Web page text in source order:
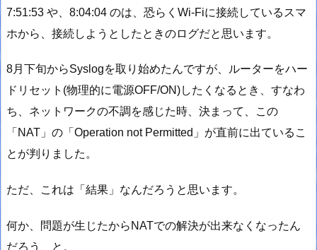
7:51:53 や、8:04:04 のは、恐らくWi-Fiに接続しているスマ
ホから、接続しようとしたときのログだと思います。
8月下旬からSyslogを取り始めたんですが、ルーターをハー
ドリセット(物理的に電源OFF/ON)したくなるとき、すなわ
ち、ネットワークの不調を感じた時、決まって、この
「NAT」の「Operation not Permitted」が直前に出ているこ
とが判りました。
ただ、これは「結果」なんだろうと思います。
何か、問題が生じたからNATでの解決が出来なくなったん
だろう、と。